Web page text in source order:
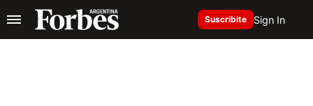
Suscribite Sign In